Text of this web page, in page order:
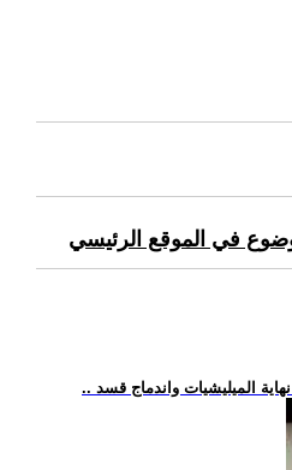
في الموقع الرئيسي
الميليشيات واندماج قسد